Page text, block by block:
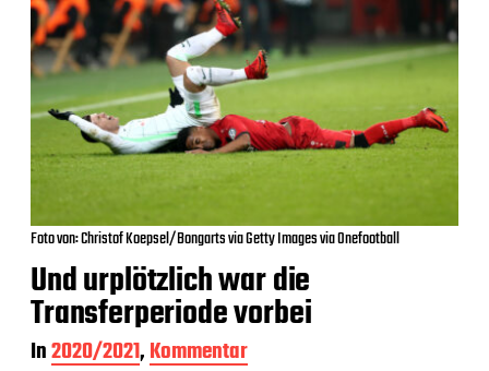
Foto von: Christof Koepsel/Bongarts via Getty Images via Onefootball
Und urplötzlich war die
Transferperiode vorbei
In2020/2021,Kommentar